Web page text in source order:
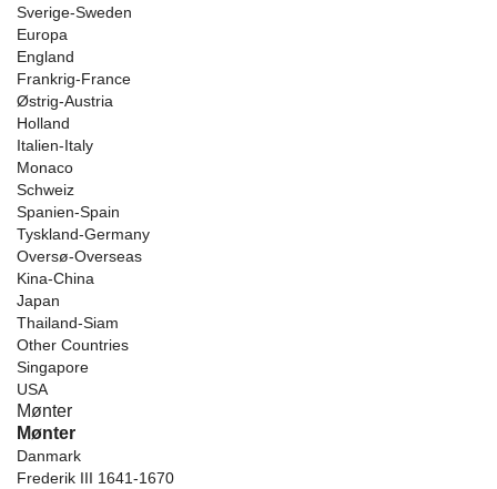
Sverige-Sweden
Europa
England
Frankrig-France
Østrig-Austria
Holland
Italien-Italy
Monaco
Schweiz
Spanien-Spain
Tyskland-Germany
Oversø-Overseas
Kina-China
Japan
Thailand-Siam
Other Countries
Singapore
USA
Mønter
Mønter
Danmark
Frederik III 1641-1670